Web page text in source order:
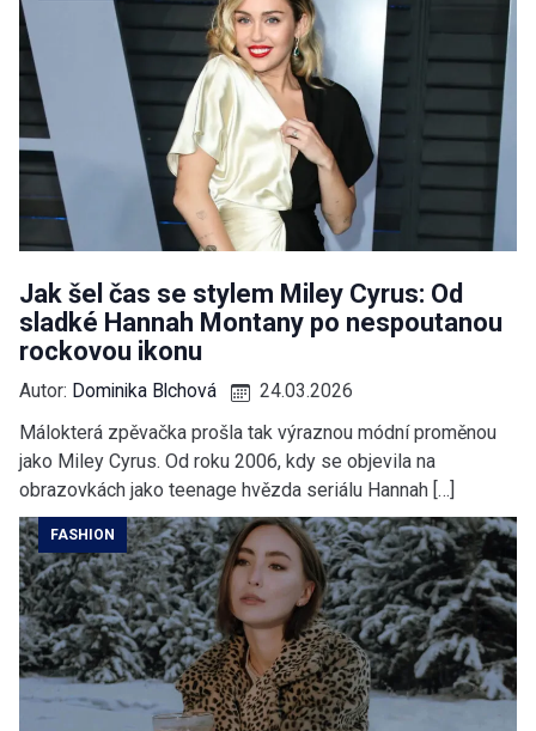
Jak šel čas se stylem Miley Cyrus: Od
sladké Hannah Montany po nespoutanou
rockovou ikonu
Autor: Dominika Blchová
24.03.2026
Málokterá zpěvačka prošla tak výraznou módní proměnou
jako Miley Cyrus. Od roku 2006, kdy se objevila na
obrazovkách jako teenage hvězda seriálu Hannah […]
FASHION